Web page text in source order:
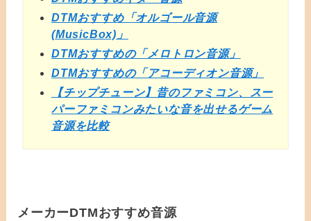
DTMおすすめ「オルゴール音源
(MusicBox)」
DTMおすすめの「メロトロン音源」
DTMおすすめの「アコーディオン音源」
【チップチューン】昔のファミコン、スー
パーファミコンみたいな音を出せるゲーム
音源を比較
メーカーDTMおすすめ音源